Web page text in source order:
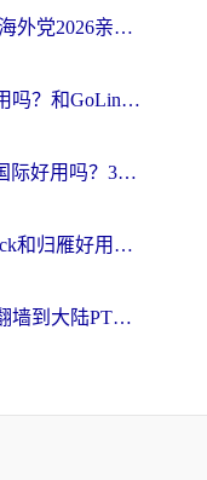
Quickback和云帆哪个好？海外党2026亲测指南：选对加速器大陆工具，无缝刷国内剧玩国服
海外党必看：斧牛VPN好用吗？和GoLinkVPN对比哪个回国效果更好？
海外党必看：斧牛和夏时国际好用吗？3步选对回国加速器，无缝刷国内资源
海外党踩坑指南：Quickback和归雁好用吗？选对加速器才能无缝刷国内资源
海外党必看：如何用VPN翻墙到大陆PTT？一篇解决你所有回国加速痛点